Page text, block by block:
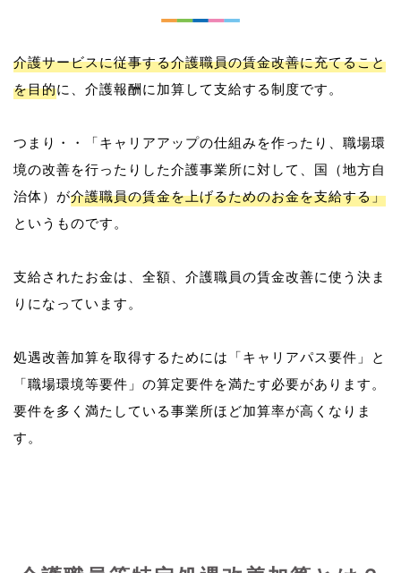
介護サービスに従事する介護職員の賃金改善に充てること
を目的に、介護報酬に加算して支給する制度です。
つまり・・「キャリアアップの仕組みを作ったり、職場環
境の改善を行ったりした介護事業所に対して、国（地方自
治体）が介護職員の賃金を上げるためのお金を支給する」
というものです。
支給されたお金は、全額、介護職員の賃金改善に使う決ま
りになっています。
処遇改善加算を取得するためには「キャリアパス要件」と
「職場環境等要件」の算定要件を満たす必要があります。
要件を多く満たしている事業所ほど加算率が高くなりま
す。